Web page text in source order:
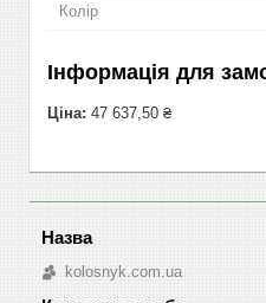
Колір
Інформація для
Ціна: 47 637,50 ₴
kolosnyk.com.ua